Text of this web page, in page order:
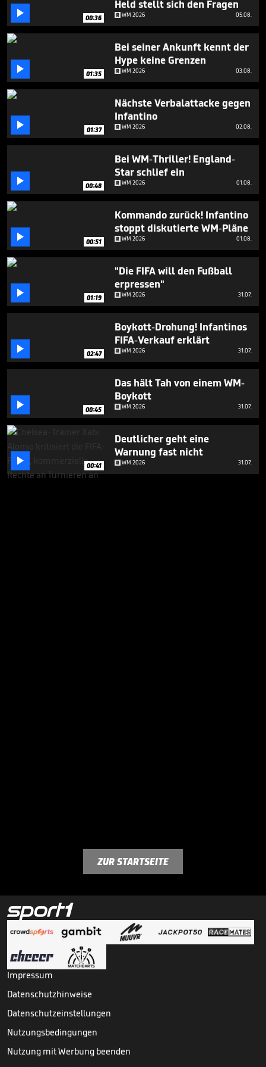
seconds
 00:36
Held stellt sich den Fragen
WM 2026 05.08.
 01:35
Bei seiner Ankunft kennt der
Hype keine Grenzen
WM 2026 03.08.
 01:37
Nächste Verbalattacke gegen
Infantino
WM 2026 02.08.
 00:48
Bei WM-Thriller! England-
Star schlief ein
WM 2026 01.08.
 00:51
Kommando zurück! Infantino
stoppt diskutierte WM-Pläne
WM 2026 01.08.
 01:19
"Die FIFA will den Fußball
erpressen"
WM 2026 31.07.
 02:47
Boykott-Drohung! Infantinos
FIFA-Verkauf erklärt
WM 2026 31.07.
 00:45
Das hält Tah von einem WM-
Boykott
WM 2026 31.07.
 00:41
Deutlicher geht eine
Warnung fast nicht
WM 2026 31.07.
ZUR STARTSEITE
Impressum
Datenschutzhinweise
Datenschutzeinstellungen
Nutzungsbedingungen
Nutzung mit Werbung beenden